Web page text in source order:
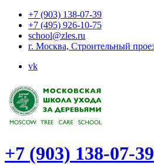
+7 (903) 138-07-39
+7 (495) 926-10-75
school@zles.ru
г. Москва, Строительный
vk
+7 (903) 138-07-39